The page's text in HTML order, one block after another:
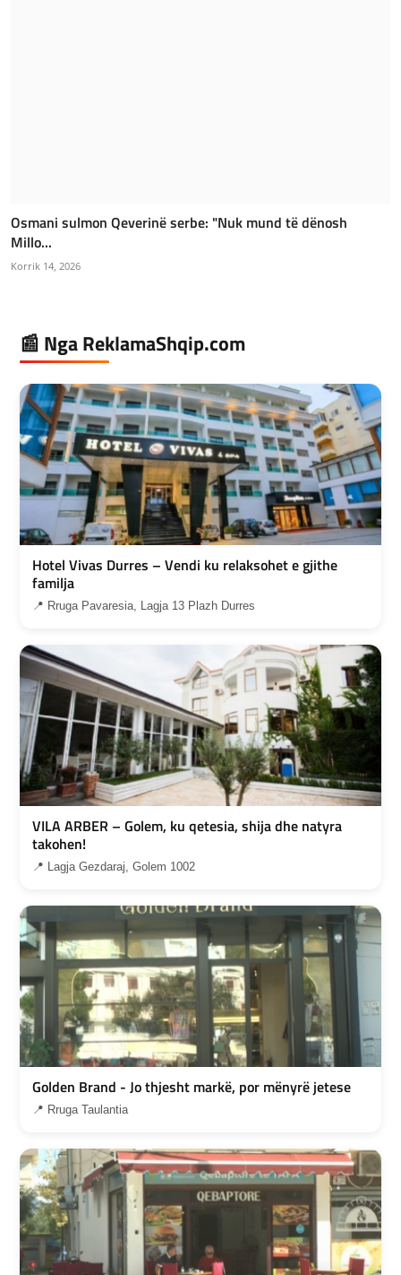
Osmani sulmon Qeverinë serbe: "Nuk mund të dënosh
Millo...
Korrik 14, 2026
📰 Nga ReklamaShqip.com
Hotel Vivas Durres – Vendi ku relaksohet e gjithe
familja
📍 Rruga Pavaresia, Lagja 13 Plazh Durres
VILA ARBER – Golem, ku qetesia, shija dhe natyra
takohen!
📍 Lagja Gezdaraj, Golem 1002
Golden Brand - Jo thjesht markë, por mënyrë jetese
📍 Rruga Taulantia